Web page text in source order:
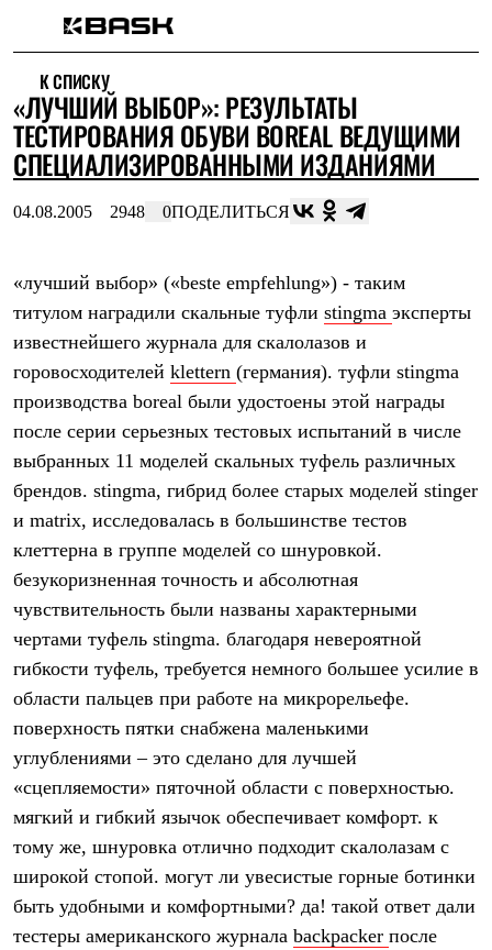
Интернет-магазин
Мужская одежда
Утепленная пухом
Куртки
Брюки
Комбинезоны
Штормовая одежда
Куртки
Софтшелл одежда
Куртки
Брюки
Флисовая одежда
Куртки
Брюки
Жилеты
Термобелье
Теплое термобелье
Легкое термобелье
Лёгкая одежда
Футболки
Рубашки
Толстовки
Брюки
Шорты
Женская одежда
Утепленная пухом
Куртки
Брюки
Жилеты
Утепленная синтетикой
Брюки
Штормовая одежда
Куртки
Софтшелл одежда
Куртки
К СПИСКУ
«ЛУЧШИЙ ВЫБОР»: РЕЗУЛЬТАТЫ
ТЕСТИРОВАНИЯ ОБУВИ BOREAL ВЕДУЩИМИ
СПЕЦИАЛИЗИРОВАННЫМИ ИЗДАНИЯМИ
04.08.2005 2948 0ПОДЕЛИТЬСЯ
«лучший выбор» («beste empfehlung») - таким
титулом наградили скальные туфли stingma эксперты
известнейшего журнала для скалолазов и
горовосходителей klettern (германия). туфли stingma
производства boreal были удостоены этой награды
после серии серьезных тестовых испытаний в числе
выбранных 11 моделей скальных туфель различных
брендов. stingma, гибрид более старых моделей stinger
и matrix, исследовалась в большинстве тестов
клеттерна в группе моделей со шнуровкой.
безукоризненная точность и абсолютная
чувствительность были названы характерными
чертами туфель stingma. благодаря невероятной
гибкости туфель, требуется немного большее усилие в
области пальцев при работе на микрорельефе.
поверхность пятки снабжена маленькими
углублениями – это сделано для лучшей
«сцепляемости» пяточной области c поверхностью.
мягкий и гибкий язычок обеспечивает комфорт. к
тому же, шнуровка отлично подходит скалолазам с
широкой стопой. могут ли увесистые горные ботинки
быть удобными и комфортными? да! такой ответ дали
тестеры американского журнала backpacker после